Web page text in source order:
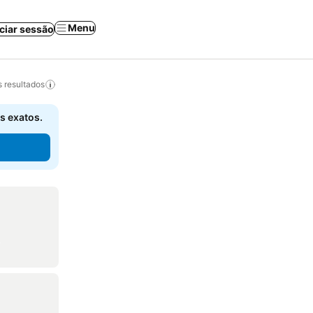
sessão Menu
resultados
exatos.